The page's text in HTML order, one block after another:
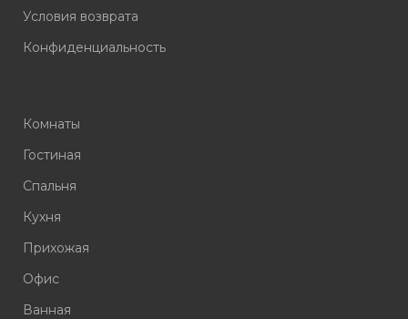
Условия возврата
Конфиденциальность
Комнаты
Гостиная
Спальня
Кухня
Прихожая
Офис
Ванная